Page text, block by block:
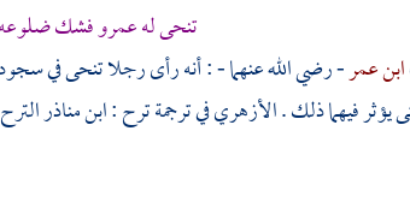
تنحى له عمرو فشك
ابن عمر- رضي الله عنهما - : أنه رأى رجلا تنحى في
فيهما ذلك . الأزهري في ترجمة ترح :ابن مناذر